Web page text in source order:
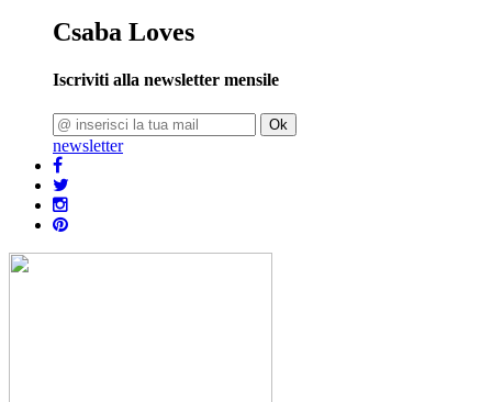
Csaba Loves
Iscriviti alla newsletter mensile
Ok
newsletter